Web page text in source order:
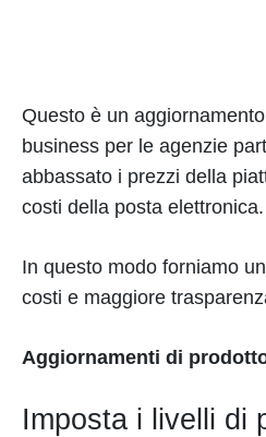
Questo è un
business per le agenzie
abbassato i prezzi della
costi della posta elettronica.
In questo modo forniamo
costi e maggiore
Aggiornamenti di
Imposta i livelli di